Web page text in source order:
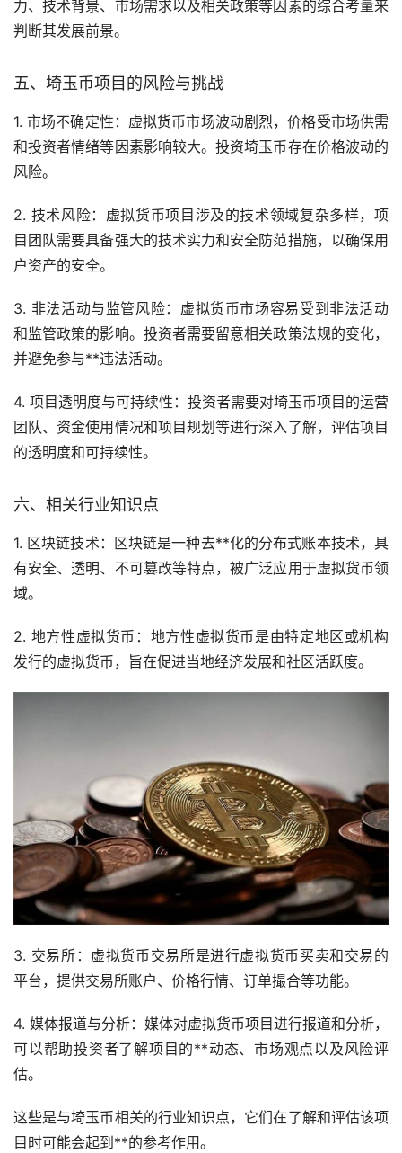
力、技术背景、市场需求以及相关政策等因素的综合考量来
判断其发展前景。
五、埼玉币项目的风险与挑战
1. 市场不确定性：虚拟货币市场波动剧烈，价格受市场供需
和投资者情绪等因素影响较大。投资埼玉币存在价格波动的
风险。
2. 技术风险：虚拟货币项目涉及的技术领域复杂多样，项
目团队需要具备强大的技术实力和安全防范措施，以确保用
户资产的安全。
3. 非法活动与监管风险：虚拟货币市场容易受到非法活动
和监管政策的影响。投资者需要留意相关政策法规的变化，
并避免参与**违法活动。
4. 项目透明度与可持续性：投资者需要对埼玉币项目的运营
团队、资金使用情况和项目规划等进行深入了解，评估项目
的透明度和可持续性。
六、相关行业知识点
1. 区块链技术：区块链是一种去**化的分布式账本技术，具
有安全、透明、不可篡改等特点，被广泛应用于虚拟货币领
域。
2. 地方性虚拟货币：地方性虚拟货币是由特定地区或机构
发行的虚拟货币，旨在促进当地经济发展和社区活跃度。
3. 交易所：虚拟货币交易所是进行虚拟货币买卖和交易的
平台，提供交易所账户、价格行情、订单撮合等功能。
4. 媒体报道与分析：媒体对虚拟货币项目进行报道和分析，
可以帮助投资者了解项目的**动态、市场观点以及风险评
估。
这些是与埼玉币相关的行业知识点，它们在了解和评估该项
目时可能会起到**的参考作用。